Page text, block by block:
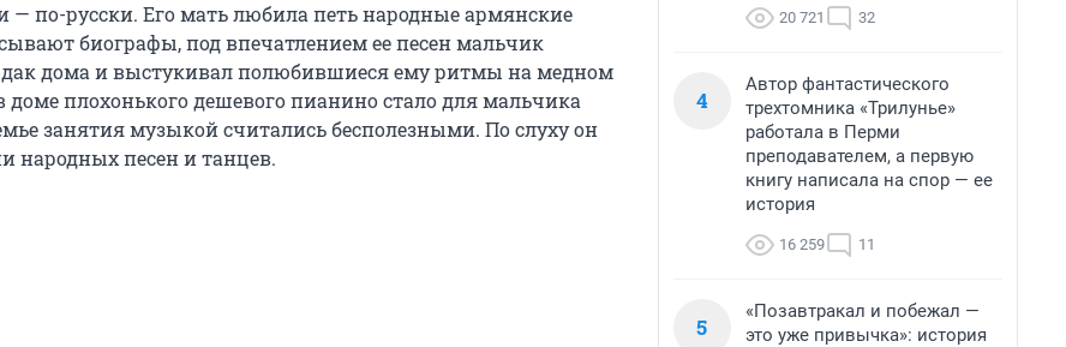
— по-русски. Его мать любила петь народные армянские
биографы, под впечатлением ее песен мальчик
дома и выстукивал полюбившиеся ему ритмы на медном
доме плохонького дешевого пианино стало для мальчика
занятия музыкой считались бесполезными. По слуху он
народных песен и танцев.
20 721 32
4
Автор фантастического
трехтомника «Трилунье»
работала в Перми
преподавателем, а первую
книгу написала на спор — ее
история
16 259 11
5
«Позавтракал и побежал —
это уже привычка»: история